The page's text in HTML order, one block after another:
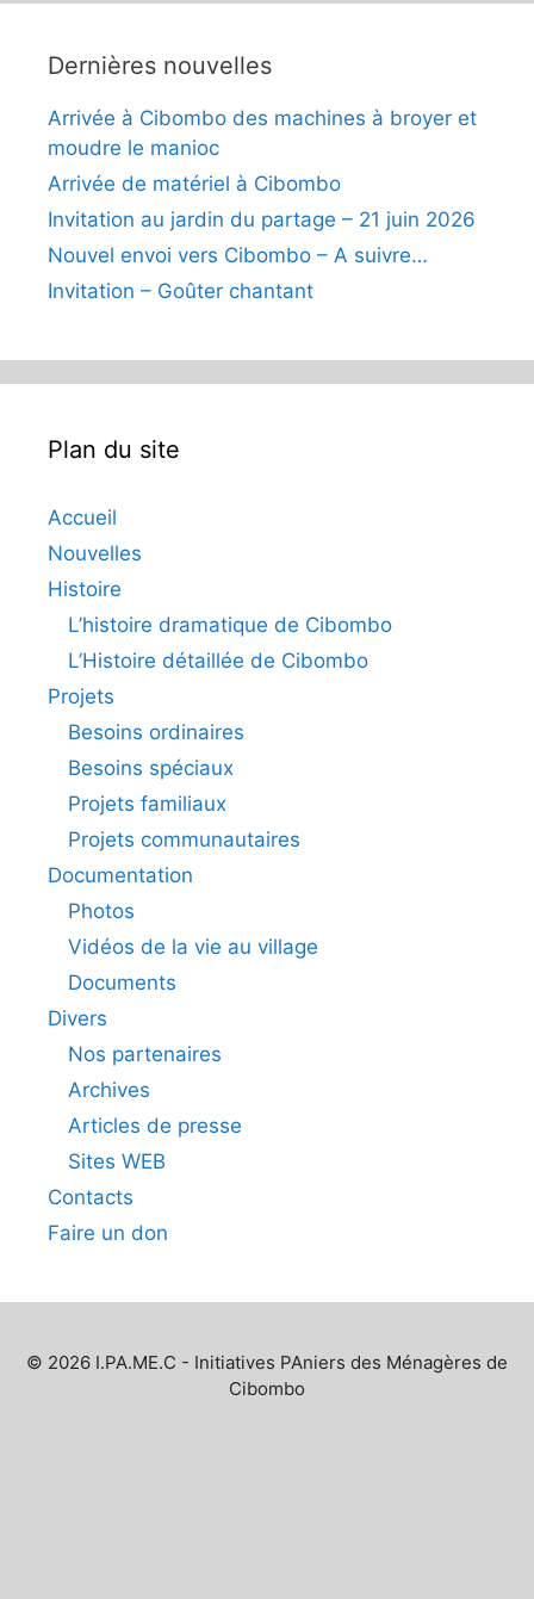
Dernières nouvelles
Arrivée à Cibombo des machines à broyer et
moudre le manioc
Arrivée de matériel à Cibombo
Invitation au jardin du partage – 21 juin 2026
Nouvel envoi vers Cibombo – A suivre…
Invitation – Goûter chantant
Plan du site
Accueil
Nouvelles
Histoire
L’histoire dramatique de Cibombo
L’Histoire détaillée de Cibombo
Projets
Besoins ordinaires
Besoins spéciaux
Projets familiaux
Projets communautaires
Documentation
Photos
Vidéos de la vie au village
Documents
Divers
Nos partenaires
Archives
Articles de presse
Sites WEB
Contacts
Faire un don
© 2026 I.PA.ME.C - Initiatives PAniers des Ménagères de
Cibombo